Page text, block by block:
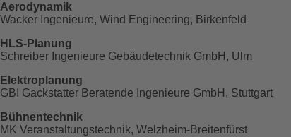
Aerodynamik
Wacker Ingenieure, Wind Engineering, Birkenfeld
HLS-Planung
Schreiber Ingenieure Gebäudetechnik GmbH, Ulm
Elektroplanung
GBI Gackstatter Beratende Ingenieure GmbH, Stuttgart
Bühnentechnik
MK Veranstaltungstechnik, Welzheim-Breitenfürst